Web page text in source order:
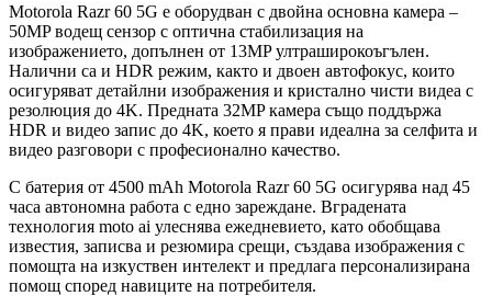
Motorola Razr 60 5G е оборудван с двойна основна камера –
50MP водещ сензор с оптична стабилизация на
изображението, допълнен от 13MP ултраширокоъгълен.
Налични са и HDR режим, както и двоен автофокус, които
осигуряват детайлни изображения и кристално чисти видеа с
резолюция до 4K. Предната 32MP камера също поддържа
HDR и видео запис до 4K, което я прави идеална за селфита и
видео разговори с професионално качество.
С батерия от 4500 mAh Motorola Razr 60 5G осигурява над 45
часа автономна работа с едно зареждане. Вградената
технология moto ai улеснява ежедневието, като обобщава
известия, записва и резюмира срещи, създава изображения с
помощта на изкуствен интелект и предлага персонализирана
помощ според навиците на потребителя.